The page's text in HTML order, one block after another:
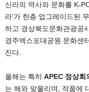
신라의 역사와 문화를 K-
라’가 한층 업그레이드된
하고 경상북도문화관광공
경주엑스포대공원 문화센
진다.
올해는 특히 APEC 정상회
는 해와 맞물리며, 작품에